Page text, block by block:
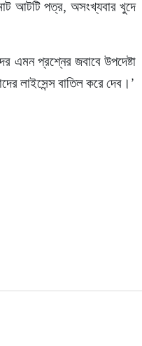
আটটি পত্র, অসংখ্যবার খুদে
এমন প্রশ্নের জবাবে উপদেষ্টা
লাইসেন্স বাতিল করে দেব।’